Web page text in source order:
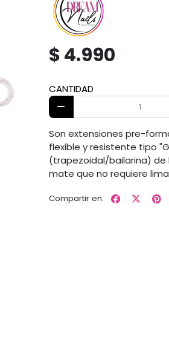
$ 4.990
CANTIDAD
Son extensiones pre-
flexible y resistente tipo
(trapezoidal/bailarina) de
mate que no requiere
Compartir en: